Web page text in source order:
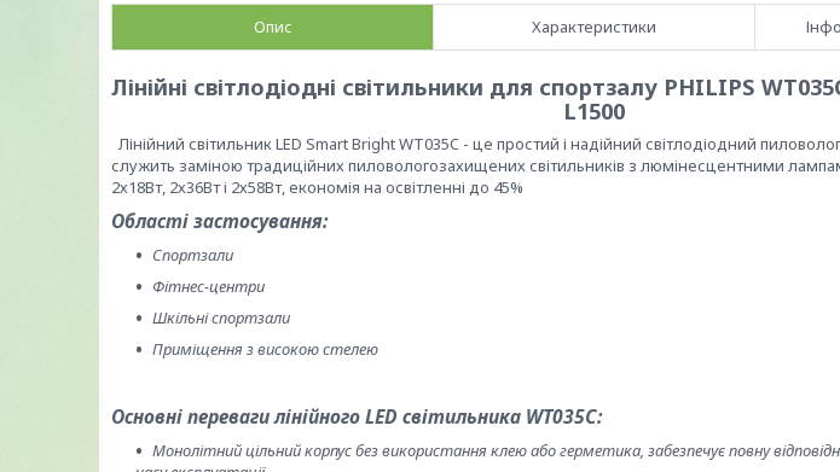
Опис Характеристики
Лінійні світлодіодні світильники для спортзалу PHILIPS
L1500
Лінійний світильник LED Smart Bright WT035C - це простий і надійний світлодіодний
служить заміною традиційних пиловологозахищених світильників з люмінесцентними
2х18Вт, 2х36Вт і 2х58Вт, економія на освітленні до 45%
Області застосування:
Спортзали
Фітнес-центри
Шкільні спортзали
Приміщення з високою стелею
Основні переваги лінійного LED світильника WT035C:
Монолітний цільний корпус без використання клею або герметика, забезпечує повну